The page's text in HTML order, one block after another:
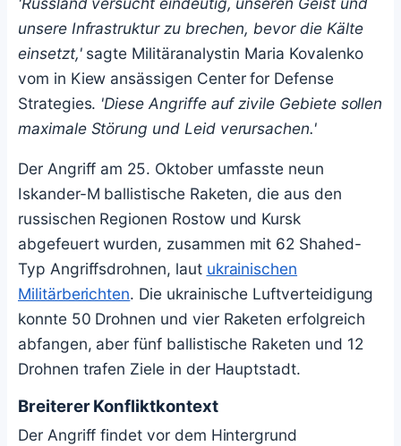
unsere Infrastruktur zu brechen, bevor die Kälte
einsetzt,'sagte Militäranalystin Maria Kovalenko
vom in Kiew ansässigen Center for Defense
Strategies. 'Diese Angriffe auf zivile Gebiete sollen
maximale Störung und Leid verursachen.'
Der Angriff am 25. Oktober umfasste neun
Iskander-M ballistische Raketen, die aus den
russischen Regionen Rostow und Kursk
abgefeuert wurden, zusammen mit 62 Shahed-
Typ Angriffsdrohnen, laut ukrainischen
Militärberichten. Die ukrainische Luftverteidigung
konnte 50 Drohnen und vier Raketen erfolgreich
abfangen, aber fünf ballistische Raketen und 12
Drohnen trafen Ziele in der Hauptstadt.
Breiterer Konfliktkontext
Der Angriff findet vor dem Hintergrund